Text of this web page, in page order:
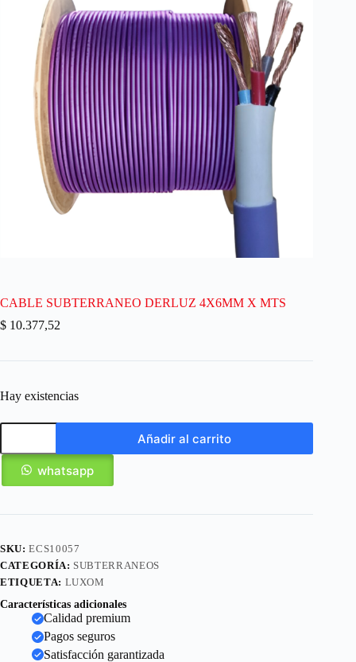
CABLE SUBTERRANEO DERLUZ 4X6MM X MTS
$ 10.377,52
Hay existencias
Añadir al carrito
whatsapp
SKU:ECS10057
CATEGORÍA: SUBTERRANEOS
ETIQUETA: LUXOM
Características adicionales
Calidad premium
Pagos seguros
Satisfacción garantizada